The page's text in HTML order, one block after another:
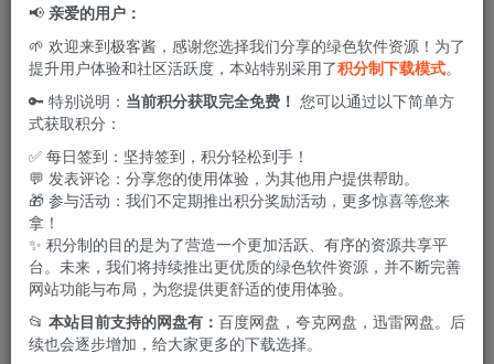
TV Leanback架构，确保用户在使用过程中获得流畅的体
验。它配备了最新版本的EXO和IJK播放器，支持电视直播功
即可轻松享受丰富的影视内容。整体而言，FongMi影视致力
于提供一个清新无杂的观看环境，完美满足用户的影视需
求。
📢 亲爱的用户：
🌱 欢迎来到极客酱，感谢您选择我们分享的绿色软件资源！为了
提升用户体验和社区活跃度，本站特别采用了积分制下载模式。
🔑 特别说明： 当前积分获取完全免费！ 您可以通过以下简单方
式获取积分：
✅ 每日签到：坚持签到，积分轻松到手！
💬 发表评论：分享您的使用体验，为其他用户提供帮助。
🎁 参与活动：我们不定期推出积分奖励活动，更多惊喜等您来
拿！
✨ 积分制的目的是为了营造一个更加活跃、有序的资源共享平
台。未来，我们将持续推出更优质的绿色软件资源，并不断完善
网站功能与布局，为您提供更舒适的使用体验。
📂 本站目前支持的网盘有： 百度网盘，夸克网盘，迅雷网盘。后
续也会逐步增加，给大家更多的下载选择。